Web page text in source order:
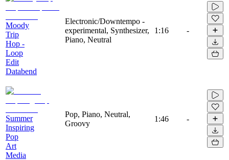
Moody
Trip
Hop -
Loop
Edit
Databend
Electronic/Downtempo -
experimental, Synthesizer,
Piano, Neutral
1:16 -
Summer
Inspiring
Pop
Art
Media
Pop, Piano, Neutral,
Groovy
1:46 -